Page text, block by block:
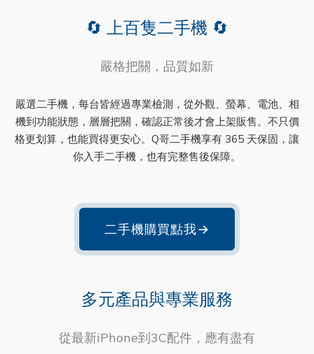
🔄 上百隻二手機 🔄
嚴格把關，品質如新
嚴選二手機，每台皆經過專業檢測，從外觀、螢幕、電池、相
機到功能狀態，層層把關，確認正常後才會上架販售。不只價
格更划算，也能買得更安心。Q哥二手機享有 365 天保固，讓
你入手二手機，也有完整售後保障。
二手機購買點我 →
多元產品與專業服務
從最新iPhone到3C配件，應有盡有